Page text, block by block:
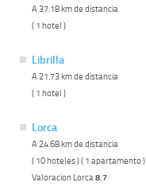
A 37.18 km de distancia
( 1 hotel )
Librilla
A 21.73 km de distancia
( 1 hotel )
Lorca
A 24.68 km de distancia
( 10 hoteles ) ( 1 apartamento )
Valoracion Lorca 8.7